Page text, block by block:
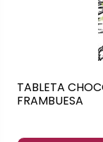
TABLETA
FRAMBUESA